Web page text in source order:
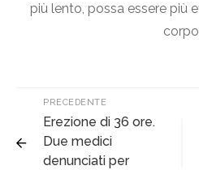
più lento, possa essere più
PRECEDENTE
Erezione di 36 ore.
Due medici
denunciati per